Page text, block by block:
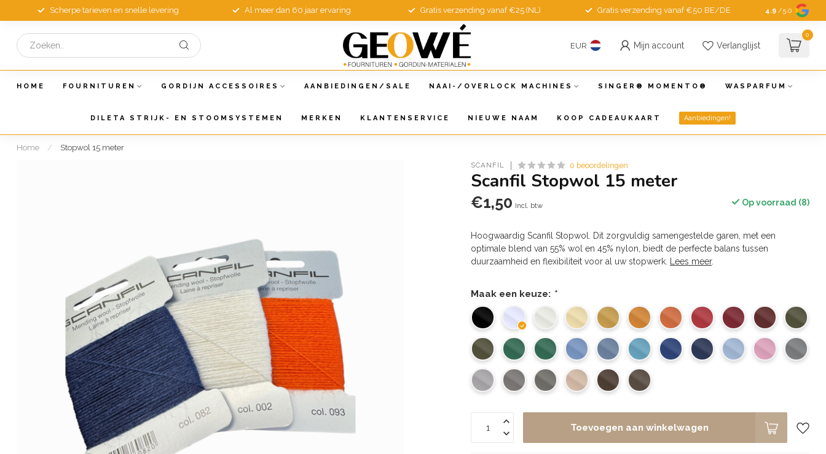
Scherpe tarieven en snelle levering Al meer dan 60 jaar ervaring Gratis verzending vanaf €25 (NL) Gratis verzending vanaf €50 BE/DE 4.9 /5.0
EUR Mijn account Verlanglijst
0
HOME FOURNITUREN GORDIJN ACCESSOIRES AANBIEDINGEN/SALE NAAI-/OVERLOCK MACHINES SINGER® MOMENTO® WASPARFUM
DILETA STRIJK- EN STOOMSYSTEMEN MERKEN KLANTENSERVICE NIEUWE NAAM KOOP CADEAUKAART Aanbiedingen!
Home / Stopwol 15 meter
SCANFIL 0 beoordelingen
Scanfil Stopwol 15 meter
€1,50 Incl. btw Op voorraad (8)
Hoogwaardig Scanfil Stopwol. Dit zorgvuldig samengestelde garen, met een
optimale blend van 55% wol en 45% nylon, biedt de perfecte balans tussen
duurzaamheid en flexibiliteit voor al uw stopwerk.
Lees meer.
Maak een keuze: *
Toevoegen aan winkelwagen